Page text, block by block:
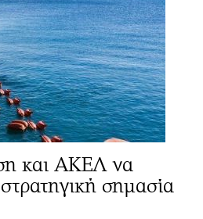
και ΑΚΕΛ να
σημασία